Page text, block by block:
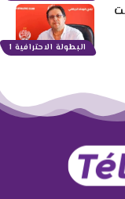
البطولة الاحترافية 1